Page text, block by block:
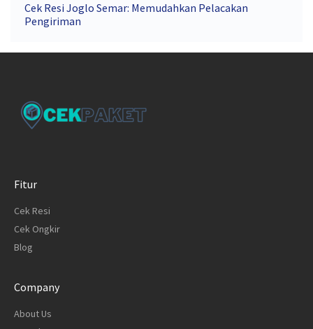
Cek Resi Joglo Semar: Memudahkan Pelacakan
Pengiriman
Fitur
Cek Resi
Cek Ongkir
Blog
Company
About Us